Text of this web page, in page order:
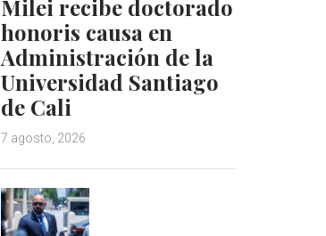
Milei recibe doctorado
honoris causa en
Administración de la
Universidad Santiago
de Cali
7 agosto, 2026